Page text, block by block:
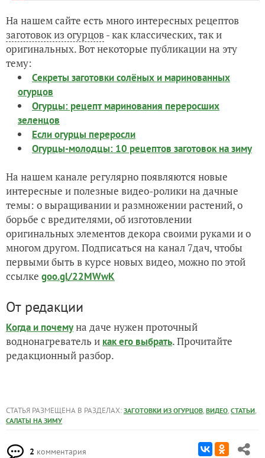
На нашем сайте есть много интересных рецептов
заготовок из огурцов- как классических, так и
оригинальных. Вот некоторые публикации на эту
тему:
Секреты заготовки солёных и маринованных
огурцов
Огурцы: рецепт маринования переросших
зеленцов
Если огурцы переросли
Огурцы-молодцы: 10 рецептов заготовок на зиму
На нашем канале регулярно появляются новые
интересные и полезные видео-ролики на дачные
темы: о выращивании и размножении растений, о
борьбе с вредителями, об изготовлении
оригинальных элементов декора своими руками и о
многом другом. Подписаться на канал 7дач, чтобы
первыми быть в курсе новых видео, можно по этой
ссылке goo.gl/22MWwK
От редакции
Когда и почемуна даче нужен проточный
воднонагреватель и как его выбрать. Прочитайте
редакционный разбор.
СТАТЬЯ РАЗМЕЩЕНА В РАЗДЕЛАХ: ЗАГОТОВКИ ИЗ ОГУРЦОВ, ВИДЕО, СТАТЬИ,
САЛАТЫ НА ЗИМУ
2 комментария